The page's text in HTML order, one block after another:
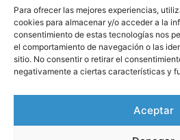
Para ofrecer las mejores experiencias,
cookies para almacenar y/o acceder a la
consentimiento de estas tecnologías nos
el comportamiento de navegación o las
sitio. No consentir o retirar el
negativamente a ciertas características y
Aceptar
día de lo que pasa en nuestra
deportistas o conocer a
Contáctanos: